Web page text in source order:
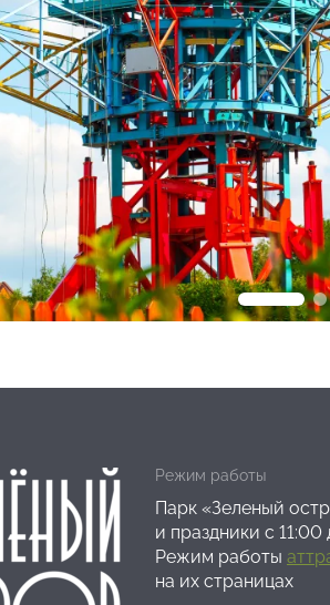
устройство фиксации и покидать
условиях работа аттракциона
вне очереди и занимать место в
начинается при полной
модуль, будьте внимательны,
аттракционе только в
за поручни для этого
все правила аттракциона и
является делом
Посетитель берет на себя.
ОБЯЗАНЫ разъяснить
детей на аттракционе и на его
осуществляется за 15 минут до
Режим работы
Парк «Зеленый
и праздники с 11:00
Режим работы
на их страницах